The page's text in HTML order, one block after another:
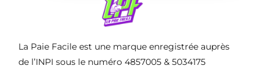
La Paie Facile est une marque enregistrée auprès
de l’INPI sous le numéro 4857005 & 5034175